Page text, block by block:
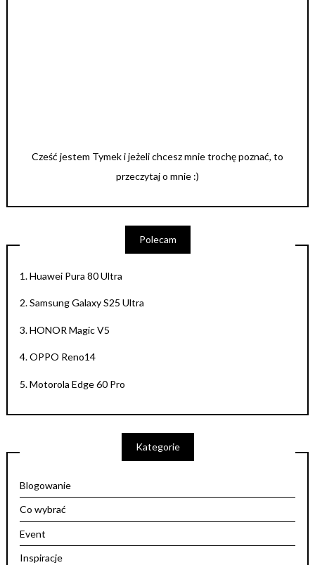
Cześć jestem Tymek i jeżeli chcesz mnie trochę poznać, to
przeczytaj o mnie :)
Polecam
1.Huawei Pura 80 Ultra
2.Samsung Galaxy S25 Ultra
3.HONOR Magic V5
4.OPPO Reno14
5.Motorola Edge 60 Pro
Kategorie
Blogowanie
Co wybrać
Event
Inspiracje